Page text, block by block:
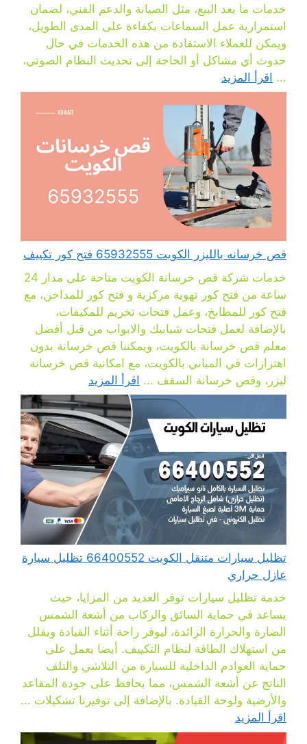
خدمات ما بعد البيع، مثل الصيانة والدعم الفني، لضمان
استمرارية عمل السماعات بكفاءة على المدى الطويل،
ويمكن للعملاء الاستفادة من هذه الخدمات في حال
حدوث أي مشاكل أو الحاجة إلى تحديث النظام الصوتي،
... اقرأ المزيد
قص خرسانه بالليزر الكويت 65932555 فتح كور تكييف
خدمات شركة قص خرسانة الكويت متاحة على مدار 24
ساعة من فتح كور تهوية مركزية و فتح كور للمداخن، مع
فتح كور للمطابخ، وعمل فتحات تخريم للمكيفات،
بالإضافة لعمل فتحات شبابيك والابواب من قبل أفضل
معلم قص خرسانة بالكويت، ويمكننا قص خرسانة بدون
اهتزازات في المباني بالكويت، مع امكانية قص خرسانة
ليزر، وقص خرسانة السقف ... اقرأ المزيد
تظليل سيارات متنقل الكويت 66400552 تظليل سيارة
عازل حراري
خدمة تظليل سيارات توفر العديد من المزايا، حيث
يساعد في حماية السائق والركاب من أشعة الشمس
الضارة والحرارة الزائدة، ليوفر راحة أثناء القيادة ويقلل
من استهلاك الطاقة لنظام التكييف. أيضا يعمل على
حماية العوادم الداخلية للسيارة من التلاشي والتلف
الناتج عن أشعة الشمس، مما يحافظ على جودة المقاعد
والأرضية ولوحة القيادة. بالإضافة إلى توفيرنا تشكيلات ...
اقرأ المزيد